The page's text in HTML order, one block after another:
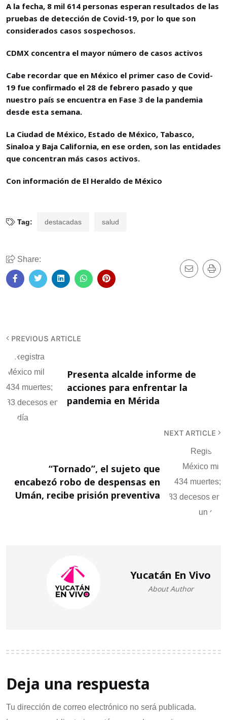
A la fecha, 8 mil 614 personas esperan resultados de las
pruebas de detección de Covid-19, por lo que son
considerados casos sospechosos.
CDMX concentra el mayor número de casos activos
Cabe recordar que en México el primer caso de Covid-
19 fue confirmado el 28 de febrero pasado y que
nuestro país se encuentra en Fase 3 de la pandemia
desde esta semana.
La Ciudad de México, Estado de México, Tabasco,
Sinaloa y Baja California, en ese orden, son las entidades
que concentran más casos activos.
Con información de El Heraldo de México
Tag: destacadas salud
Share:
PREVIOUS ARTICLE
Presenta alcalde informe de
acciones para enfrentar la
pandemia en Mérida
NEXT ARTICLE
“Tornado”, el sujeto que
encabezó robo de despensas en
Umán, recibe prisión preventiva
Yucatán En Vivo
About Author
Deja una respuesta
Tu dirección de correo electrónico no será publicada.